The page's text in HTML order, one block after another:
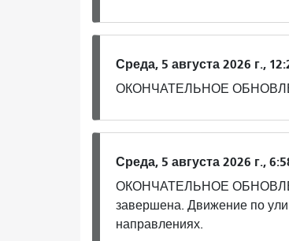
Среда, 5 августа 2026 г.,
ОКОНЧАТЕЛЬНОЕ
Среда, 5 августа 2026 г.,
ОКОНЧАТЕЛЬНОЕ
завершена. Движение по
направлениях.